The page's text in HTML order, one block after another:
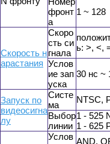
фронт
а
1 ~ 128
Скорость н
арастания
Скоро
сть си
гнала
ь: >, <,
Услов
ие зап
уска
30 нс ~
Запуск по
видеосигна
лу
Cисте
ма
NTSC,
Выбор
линии
1 - 525
1 - 625
Услов AND,